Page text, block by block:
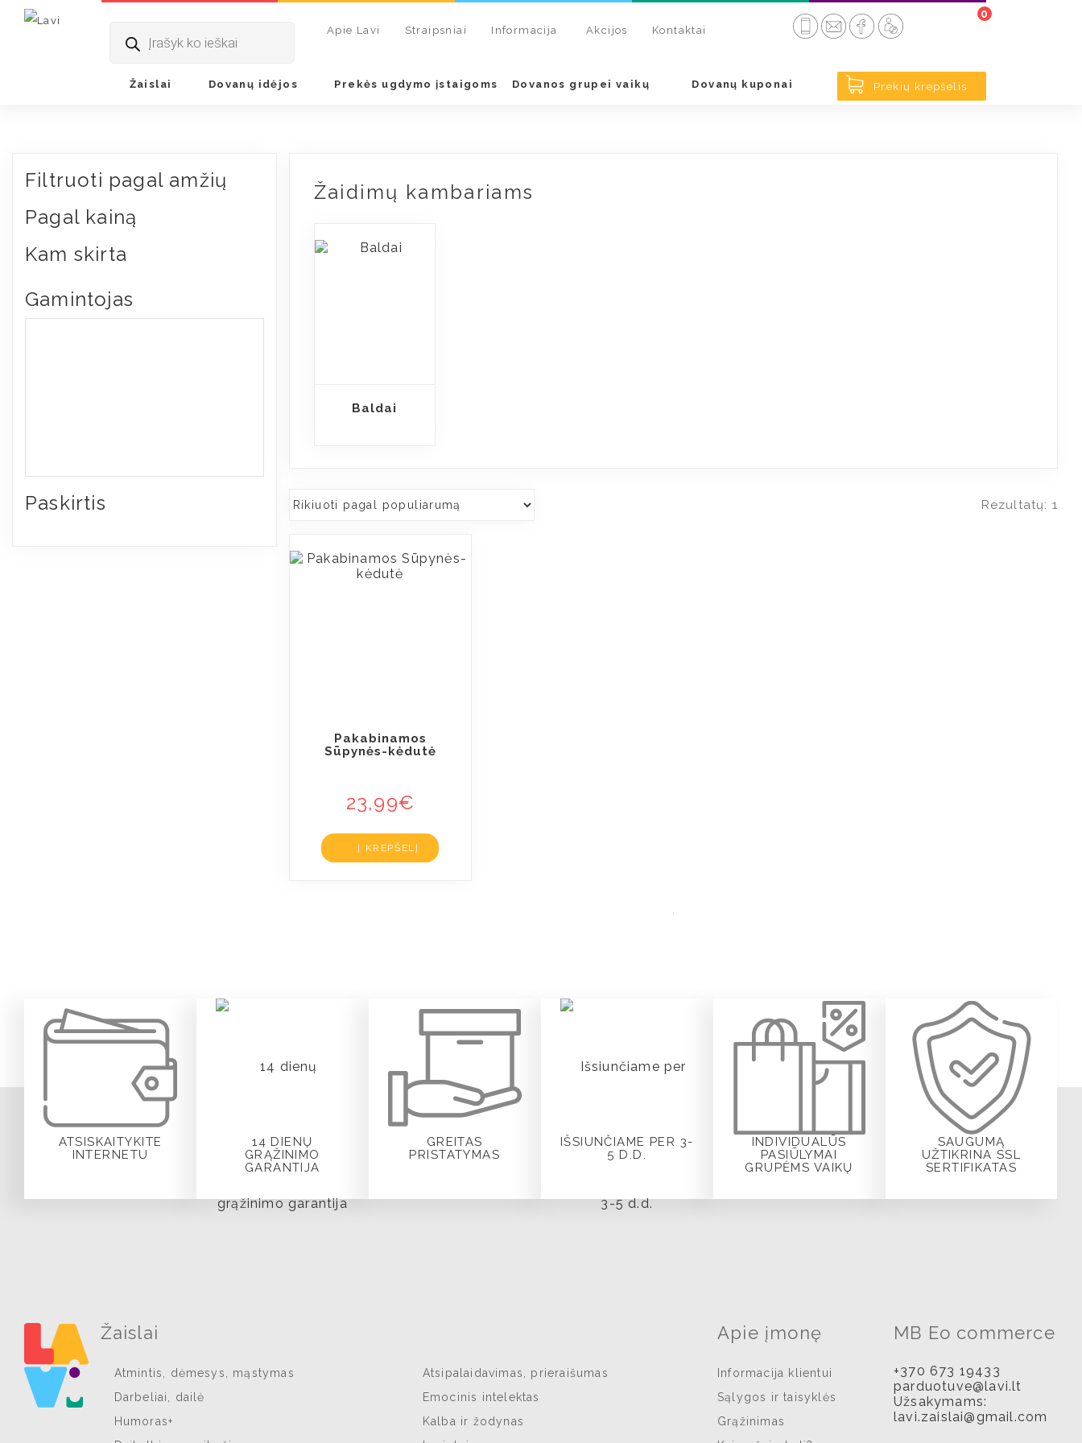
search
Apie Lavi Straipsniai Informacija Akcijos Kontaktai
Prekių krepšelis
0
Žaislai Dovanų idėjos Prekės ugdymo įstaigoms Dovanos grupei vaikų Dovanų kuponai
Pradžia / Žaidimų kambariams
Filtruoti pagal amžių
Pagal kainą
Kam skirta
Gamintojas
Paskirtis
Žaidimų kambariams
Baldai
Rezultatų: 1
Pakabinamos
Sūpynės-kėdutė
23,99€
Į KREPŠELĮ
ATSISKAITYKITE
INTERNETU
14 DIENŲ
GRĄŽINIMO
GARANTIJA
GREITAS
PRISTATYMAS
IŠSIUNČIAME PER 3-
5 D.D.
INDIVIDUALŪS
PASIŪLYMAI
GRUPĖMS VAIKŲ
SAUGUMĄ
UŽTIKRINA SSL
SERTIFIKATAS
Žaislai
Atmintis, dėmesys, mąstymas
Atsipalaidavimas, prieraišumas
Darbeliai, dailė
Emocinis intelektas
Humoras+
Kalba ir žodynas
Apie įmonę
Informacija klientui
Sąlygos ir taisyklės
Grąžinimas
MB Eo commerce
+370 673 19433
parduotuve@lavi.lt
Užsakymams:
lavi.zaislai@gmail.com